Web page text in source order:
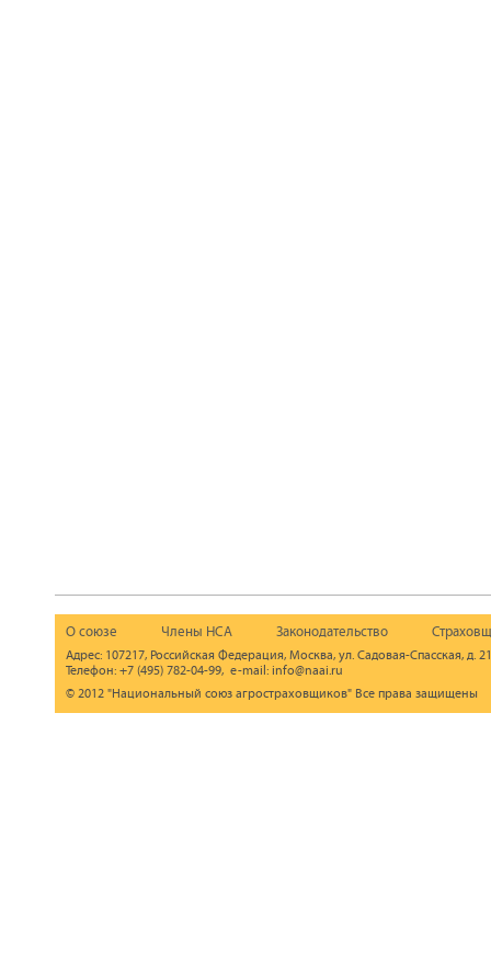
О союзе Члены НСА Законодательство
Адрес: 107217, Российская Федерация, Москва, ул. Садовая-Спасская, д.
Телефон: +7 (495) 782-04-99, e-mail: info@naai.ru
© 2012 "Национальный союз агростраховщиков" Все права защищены